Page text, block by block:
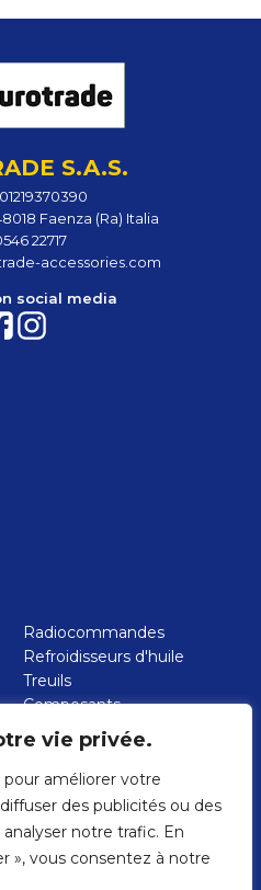
vie privée.
pour améliorer votre
des publicités ou des
notre trafic. En
», vous consentez à notre
S.A.S.
Faenza (Ra) Italia
22717
accessories.com
social media
Radiocommandes
Refroidisseurs d'huile
Treuils
Composants
hydrauliques
Pompes à engrenages
Pompes à pistons
Plateaux et bennes pour
VL jusqu'à 3,5 ton.